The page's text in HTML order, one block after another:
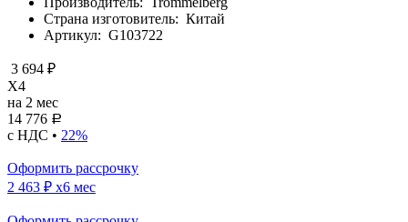
Страна изготовитель: Китай
Артикул: G103722
3 694 ₽
X4
на 2 мес
14 776 Р
с НДС • 22%
Оформить рассрочку
2 463 ₽ x6 мес